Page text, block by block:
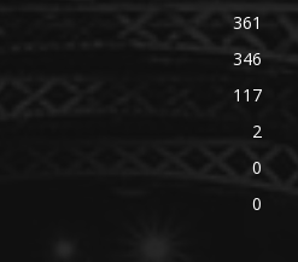
361
346
117
2
0
0